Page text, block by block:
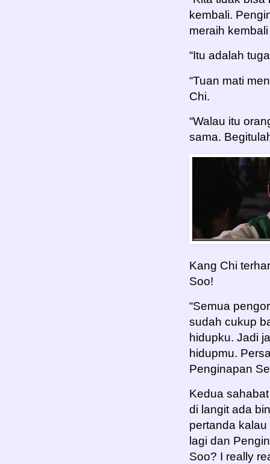
kembali.
meraih
“Itu adalah
“Tuan mati
Chi.
“Walau itu
sama.
Kang Chi
Soo!
“Semua
sudah cukup
hidupku. Jadi
hidupmu.
Penginapan
Kedua
di langit ada
pertanda
lagi dan
Soo? I really